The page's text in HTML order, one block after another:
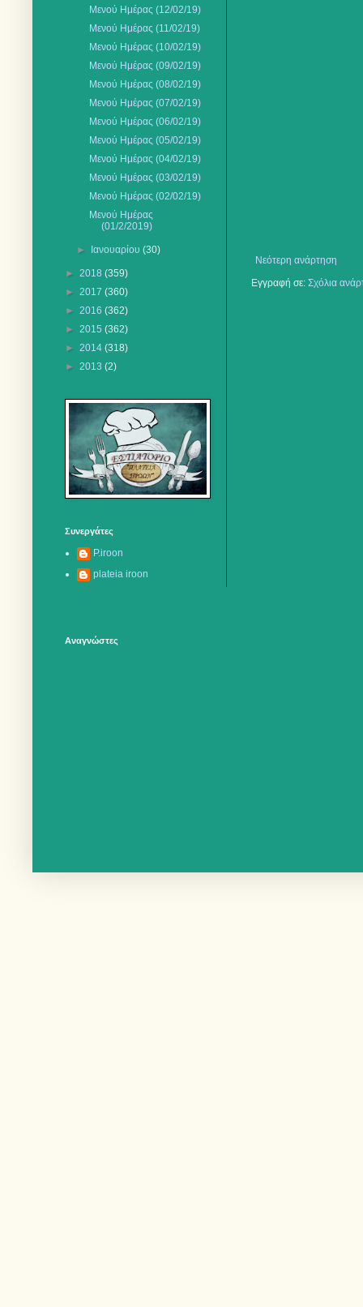
Νεότερη ανάρτηση
Εγγραφή σε: Σχόλια
Μενού Ημέρας (12/02/19)
Μενού Ημέρας (11/02/19)
Μενού Ημέρας (10/02/19)
Μενού Ημέρας (09/02/19)
Μενού Ημέρας (08/02/19)
Μενού Ημέρας (07/02/19)
Μενού Ημέρας (06/02/19)
Μενού Ημέρας (05/02/19)
Μενού Ημέρας (04/02/19)
Μενού Ημέρας (03/02/19)
Μενού Ημέρας (02/02/19)
Μενού Ημέρας
(01/2/2019)
► Ιανουαρίου(30)
► 2018 (359)
► 2017 (360)
► 2016 (362)
► 2015 (362)
► 2014 (318)
► 2013 (2)
Συνεργάτες
P.iroon
plateia iroon
Αναγνώστες